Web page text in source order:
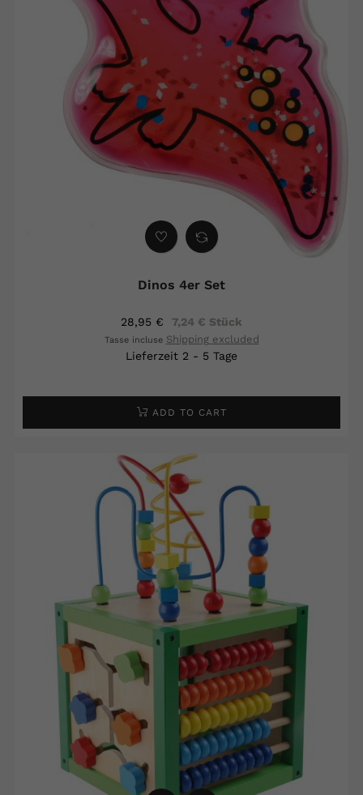
Dinos 4er Set
28,95 € 7,24 € Stück
Tasse incluse Shipping excluded
Lieferzeit 2 - 5 Tage
ADD TO CART